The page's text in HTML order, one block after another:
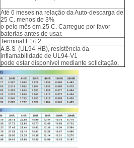
Até 6 meses na relação da Auto-descarga de
25 C. menos de 3%
o pelo mês em 25 C. Carregue por favor
baterias antes de usar.
Terminal F1/F2
A.B.S. (UL94-HB), resistência da
inflamabilidade de UL94-V1
pode estar disponível mediante solicitação.